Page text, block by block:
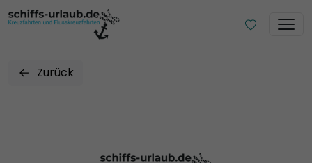
Zurück